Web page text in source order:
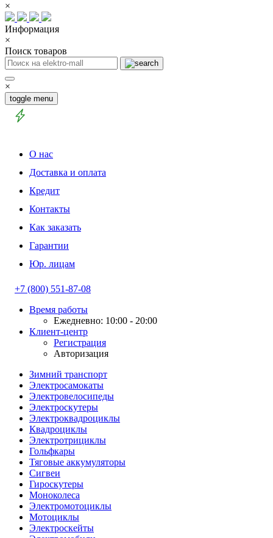
×
Информация
×
Поиск товаров
×
toggle menu
О нас
Доставка и оплата
Кредит
Контакты
Как заказать
Гарантии
Юр. лицам
+7 (800) 551-87-08
Время работы
Ежедневно: 10:00 - 20:00
Клиент-центр
Регистрация
Авторизация
Зимний транспорт
Электросамокаты
Электровелосипеды
Электроскутеры
Электроквадроциклы
Квадроциклы
Электротрициклы
Гольфкары
Тяговые аккумуляторы
Сигвеи
Гироскутеры
Моноколеса
Электромотоциклы
Мотоциклы
Электроскейты